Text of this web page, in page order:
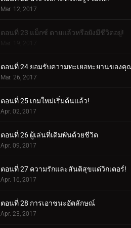
Mar. 12, 2017
ตอนที่ 23 แม็กซ์ ตายแล้วหรือยังมีชีวิตอยู่!
Mar. 19, 2017
ตอนที่ 24 ยอมรับความทะเยอทะยานของคุ
Mar. 26, 2017
ตอนที่ 25 เกมใหม่เริ่มต้นแล้ว!
Apr. 02, 2017
ตอนที่ 26 ผู้เล่นที่เดิมพันด้วยชีวิต
Apr. 09, 2017
ตอนที่ 27 ความรักและสันติสุขแด่วิกเตอร์!
Apr. 16, 2017
ตอนที่ 28 การเอาชนะอัตลักษณ์
Apr. 23, 2017